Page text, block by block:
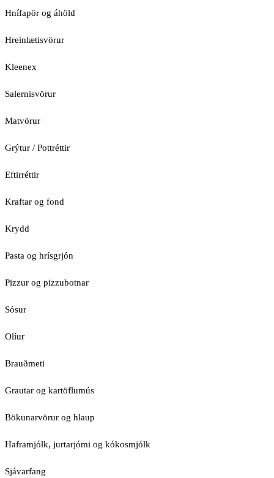
Hnífapör og áhöld
Hreinlætisvörur
Kleenex
Salernisvörur
Matvörur
Grýtur / Pottréttir
Eftirréttir
Kraftar og fond
Krydd
Pasta og hrísgrjón
Pizzur og pizzubotnar
Sósur
Olíur
Brauðmeti
Grautar og kartöflumús
Bökunarvörur og hlaup
Haframjólk, jurtarjómi og kókosmjólk
Sjávarfang